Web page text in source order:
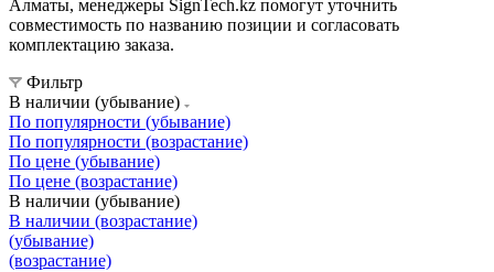
Алматы, менеджеры SignTech.kz помогут уточнить
совместимость по названию позиции и согласовать
комплектацию заказа.
Фильтр
В наличии (убывание)
По популярности (убывание)
По популярности (возрастание)
По цене (убывание)
По цене (возрастание)
В наличии (убывание)
В наличии (возрастание)
(убывание)
(возрастание)